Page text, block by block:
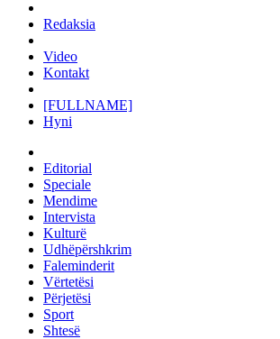
Redaksia
Video
Kontakt
[FULLNAME]
Hyni
Editorial
Speciale
Mendime
Intervista
Kulturë
Udhëpërshkrim
Faleminderit
Vërtetësi
Përjetësi
Sport
Shtesë